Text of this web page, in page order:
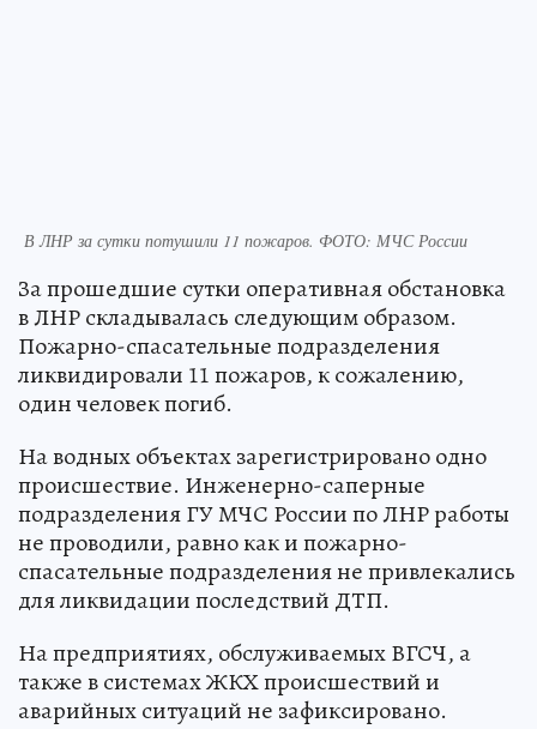
В ЛНР за сутки потушили 11 пожаров. ФОТО: МЧС России
За прошедшие сутки оперативная обстановка
в ЛНР складывалась следующим образом.
Пожарно-спасательные подразделения
ликвидировали 11 пожаров, к сожалению,
один человек погиб.
На водных объектах зарегистрировано одно
происшествие. Инженерно-саперные
подразделения ГУ МЧС России по ЛНР работы
не проводили, равно как и пожарно-
спасательные подразделения не привлекались
для ликвидации последствий ДТП.
На предприятиях, обслуживаемых ВГСЧ, а
также в системах ЖКХ происшествий и
аварийных ситуаций не зафиксировано.